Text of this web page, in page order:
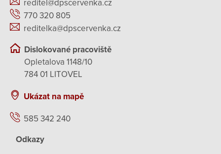
reditel@dpscervenka.cz
770 320 805
reditelka@dpscervenka.cz
Dislokované pracoviště
Opletalova 1148/10
784 01 LITOVEL
Ukázat na mapě
585 342 240
Odkazy